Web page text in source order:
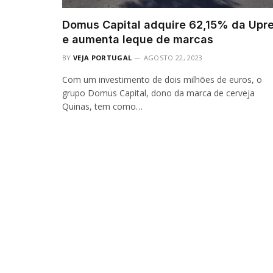
Domus Capital adquire 62,15% da
e aumenta leque de marcas
BY VEJA PORTUGAL AGOSTO 22, 2023
Com um investimento de dois milhões de euros, o
grupo Domus Capital, dono da marca de cerveja
Quinas, tem como…